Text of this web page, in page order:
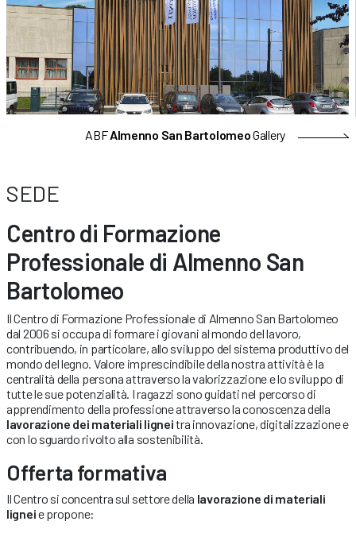
ABFAlmenno San BartolomeoGallery
SEDE
Centro di Formazione
Professionale di Almenno San
Bartolomeo
Il Centro di Formazione Professionale di Almenno San Bartolomeo
dal 2006 si occupa di formare i giovani al mondo del lavoro,
contribuendo, in particolare, allo sviluppo del sistema produttivo del
mondo del legno. Valore imprescindibile della nostra attività è la
centralità della persona attraverso la valorizzazione e lo sviluppo di
tutte le sue potenzialità. I ragazzi sono guidati nel percorso di
apprendimento della professione attraverso la conoscenza della
lavorazione dei materiali ligneitra innovazione, digitalizzazione e
con lo sguardo rivolto alla sostenibilità.
Offerta formativa
Il Centro si concentra sul settore della lavorazione di materiali
ligneie propone: